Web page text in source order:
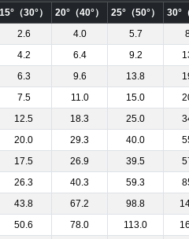
15°（30°） 20°（40°） 25°（50°）
30°
2.6 4.0 5.7
4.2 6.4 9.2
6.3 9.6 13.8
7.5 11.0 15.0
12.5 18.3 25.0
20.0 29.3 40.0
17.5 26.9 39.5
26.3 40.3 59.3
43.8 67.2 98.8
50.6 78.0 113.0